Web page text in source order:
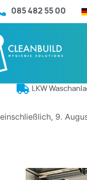
085 482 55 00
LKW
9.